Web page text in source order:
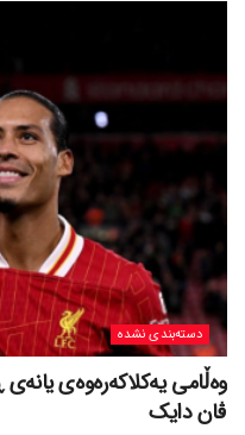
دسته‌بندی نشده
وەڵامی یەکلاکەرەوەی
ڤان دایک